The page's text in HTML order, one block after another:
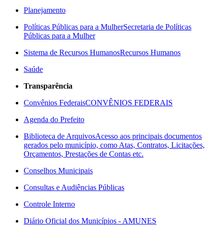
Planejamento
Políticas Públicas para a MulherSecretaria de Políticas
Públicas para a Mulher
Sistema de Recursos HumanosRecursos Humanos
Saúde
Transparência
Convênios FederaisCONVÊNIOS FEDERAIS
Agenda do Prefeito
Biblioteca de ArquivosAcesso aos principais documentos
gerados pelo município, como Atas, Contratos, Licitações,
Orçamentos, Prestações de Contas etc.
Conselhos Municipais
Consultas e Audiências Públicas
Controle Interno
Diário Oficial dos Municípios - AMUNES